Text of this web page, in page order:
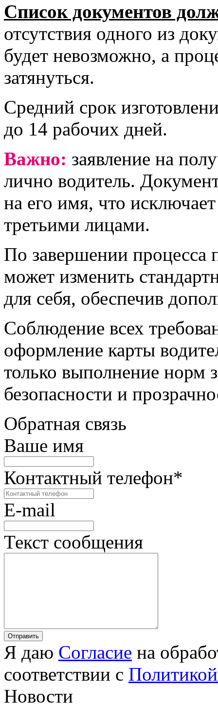
Список документов
отсутствия одного из
будет невозможно, а
затянуться.
Средний срок
до 14 рабочих дней.
Важно: заявление на
лично водитель.
на его имя, что
третьими лицами.
По завершении процесса
может изменить
для себя, обеспечив
Соблюдение всех
оформление карты
только выполнение норм
безопасности и
Обратная связь
Ваше имя
Контактный телефон*
E-mail
Текст сообщения
Я даю Согласие на
соответствии с
Новости